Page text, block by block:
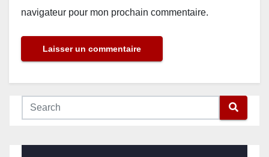
navigateur pour mon prochain commentaire.